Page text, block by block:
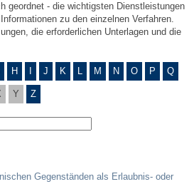
geordnet - die wichtigsten Dienstleistungen
zu den einzelnen Verfahren.
die erforderlichen Unterlagen und die
H J K L M N O P Q
Y Z
Gegenständen als Erlaubnis- oder